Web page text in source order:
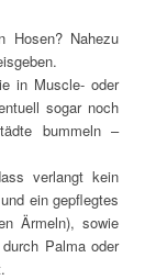
Hosen? Nahezu
in Muscle- oder
sogar noch
bummeln –
verlangt kein
ein gepflegtes
Ärmeln), sowie
Palma oder